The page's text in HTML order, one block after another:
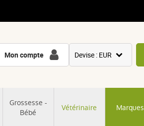
Grossesse -
Bébé
Vétérinaire Marques
Mon compte Devise : EUR
CNY